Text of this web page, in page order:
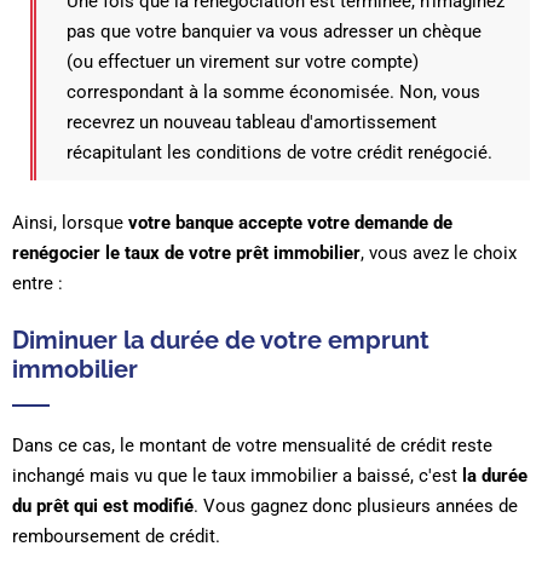
pas que votre banquier va vous adresser un chèque
(ou effectuer un virement sur votre compte)
correspondant à la somme économisée. Non, vous
recevrez un nouveau tableau d'amortissement
récapitulant les conditions de votre crédit renégocié.
Ainsi, lorsque votre banque accepte votre demande de
renégocier le taux de votre prêt immobilier, vous avez le choix
entre :
Diminuer la durée de votre emprunt
immobilier
Dans ce cas, le montant de votre mensualité de crédit reste
inchangé mais vu que le taux immobilier a baissé, c'est la durée
du prêt qui est modifié. Vous gagnez donc plusieurs années de
remboursement de crédit.